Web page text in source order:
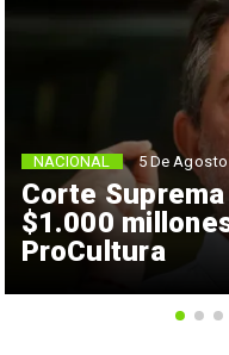
Corte
$1.000
ProCultura
NACIONAL 5 De Agosto